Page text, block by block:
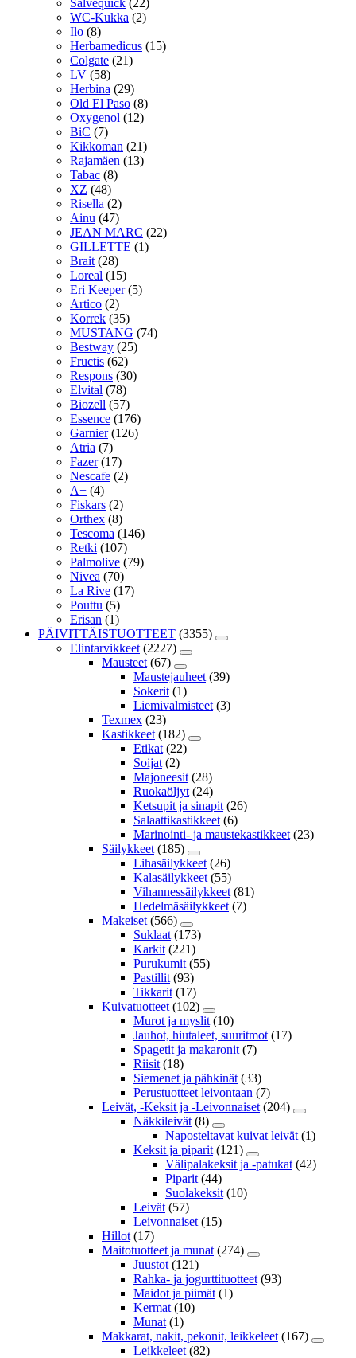
Salvequick (22)
WC-Kukka (2)
Ilo (8)
Herbamedicus (15)
Colgate (21)
LV (58)
Herbina (29)
Old El Paso (8)
Oxygenol (12)
BiC (7)
Kikkoman (21)
Rajamäen (13)
Tabac (8)
XZ (48)
Risella (2)
Ainu (47)
JEAN MARC (22)
GILLETTE (1)
Brait (28)
Loreal (15)
Eri Keeper (5)
Artico (2)
Korrek (35)
MUSTANG (74)
Bestway (25)
Fructis (62)
Respons (30)
Elvital (78)
Biozell (57)
Essence (176)
Garnier (126)
Atria (7)
Fazer (17)
Nescafe (2)
A+ (4)
Fiskars (2)
Orthex (8)
Tescoma (146)
Retki (107)
Palmolive (79)
Nivea (70)
La Rive (17)
Pouttu (5)
Erisan (1)
PÄIVITTÄISTUOTTEET (3355)
Elintarvikkeet (2227)
Mausteet (67)
Maustejauheet (39)
Sokerit (1)
Liemivalmisteet (3)
Texmex (23)
Kastikkeet (182)
Etikat (22)
Soijat (2)
Majoneesit (28)
Ruokaöljyt (24)
Ketsupit ja sinapit (26)
Salaattikastikkeet (6)
Marinointi- ja maustekastikkeet (23)
Säilykkeet (185)
Lihasäilykkeet (26)
Kalasäilykkeet (55)
Vihannessäilykkeet (81)
Hedelmäsäilykkeet (7)
Makeiset (566)
Suklaat (173)
Karkit (221)
Purukumit (55)
Pastillit (93)
Tikkarit (17)
Kuivatuotteet (102)
Murot ja myslit (10)
Jauhot, hiutaleet, suuritmot (17)
Spagetit ja makaronit (7)
Riisit (18)
Siemenet ja pähkinät (33)
Perustuotteet leivontaan (7)
Leivät, -Keksit ja -Leivonnaiset (204)
Näkkileivät (8)
Naposteltavat kuivat leivät (1)
Keksit ja piparit (121)
Välipalakeksit ja -patukat (42)
Piparit (44)
Suolakeksit (10)
Leivät (57)
Leivonnaiset (15)
Hillot (17)
Maitotuotteet ja munat (274)
Juustot (121)
Rahka- ja jogurttituotteet (93)
Maidot ja piimät (1)
Kermat (10)
Munat (1)
Makkarat, nakit, pekonit, leikkeleet (167)
Leikkeleet (82)